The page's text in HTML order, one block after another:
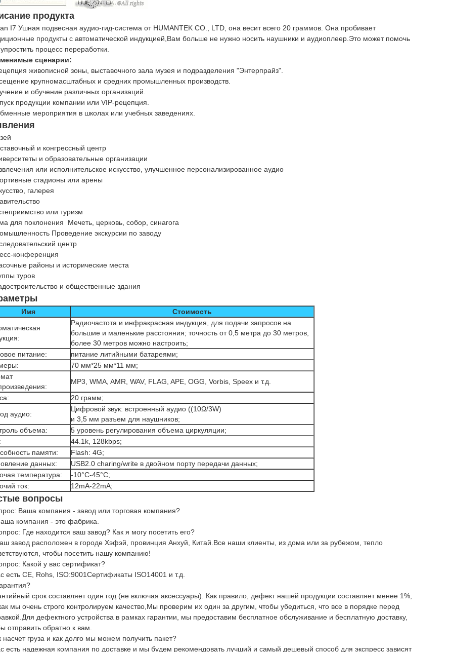
продукта
I7 Ушная подвесная аудио-гид-система от HUMANTEK CO., LTD, она весит всего 20 граммов. Она пробивает
продукты с автоматической индукцией,Вам больше не нужно носить наушники и аудиоплеер.Это может помочь
процесс переработки.
сценарии:
живописной зоны, выставочного зала музея и подразделения "Энтерпрайз".
крупномасштабных и средних промышленных производств.
и обучение различных организаций.
продукции компании или VIP-рецепция.
мероприятия в школах или учебных заведениях.
и конгрессный центр
и образовательные организации
или исполнительское искусство, улучшенное персонализированное аудио
стадионы или арены
галерея
или туризм
для поклонения ️ Мечеть, церковь, собор, синагога
Проведение экскурсии по заводу
центр
конференция
районы и исторические места
туров
и общественные здания
Имя
Стоимость
Радиочастота и инфракрасная индукция, для подачи запросов на
большие и маленькие расстояния; точность от 0,5 метра до 30 метров,
более 30 метров можно настроить;
питание:
питание литийными батареями;
70 мм*25 мм*11 мм;
MP3, WMA, AMR, WAV, FLAG, APE, OGG, Vorbis, Speex и т.д.
20 грамм;
аудио:
Цифровой звук: встроенный аудио ((10Ω/3W)
и 3,5 мм разъем для наушников;
объема:
5 уровень регулирования объема циркуляции;
44.1k, 128kbps;
памяти:
Flash: 4G;
данных:
USB2.0 charing/write в двойном порту передачи данных;
температура:
-10°C-45°C;
ток:
12mA-22mA;
вопросы
Ваша компания - завод или торговая компания?
компания - это фабрика.
Где находится ваш завод? Как я могу посетить его?
завод расположен в городе Хэфэй, провинция Анхуй, Китай.Все наши клиенты, из дома или за рубежом, тепло
чтобы посетить нашу компанию!
Какой у вас сертификат?
есть CE, Rohs, ISO:9001Сертификаты ISO14001 и т.д.
срок составляет один год (не включая аксессуары). Как правило, дефект нашей продукции составляет менее 1%,
мы очень строго контролируем качество,Мы проверим их один за другим, чтобы убедиться, что все в порядке перед
дефектного устройства в рамках гарантии, мы предоставим бесплатное обслуживание и бесплатную доставку,
отправить обратно к вам.
насчет груза и как долго мы можем получить пакет?
есть надежная компания по доставке и мы будем рекомендовать лучший и самый дешевый способ для экспресс зависят